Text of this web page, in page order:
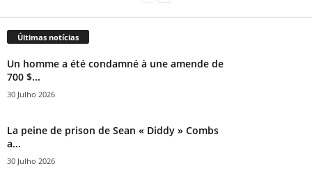
Últimas notícias
Un homme a été condamné à une amende de
700 $...
30 Julho 2026
La peine de prison de Sean « Diddy » Combs
a...
30 Julho 2026